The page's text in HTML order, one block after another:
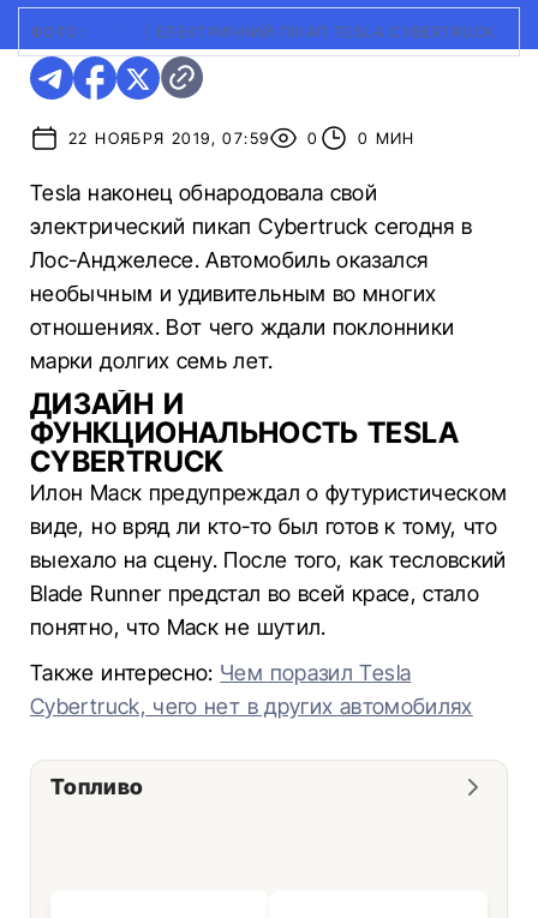
ФОТО: ЕЛЕКТРИЧНИЙ ПІКАП TESLA CYBERTRUCK
22 НОЯБРЯ 2019, 07:59 0 0 МИН
Tesla наконец обнародовала свой
электрический пикап Cybertruck сегодня в
Лос-Анджелесе. Автомобиль оказался
необычным и удивительным во многих
отношениях. Вот чего ждали поклонники
марки долгих семь лет.
ДИЗАЙН И
ФУНКЦИОНАЛЬНОСТЬ TESLA
CYBERTRUCK
Илон Маск предупреждал о футуристическом
виде, но вряд ли кто-то был готов к тому, что
выехало на сцену. После того, как тесловский
Blade Runner предстал во всей красе, стало
понятно, что Маск не шутил.
Также интересно: Чем поразил Tesla
Cybertruck, чего нет в других автомобилях
Топливо